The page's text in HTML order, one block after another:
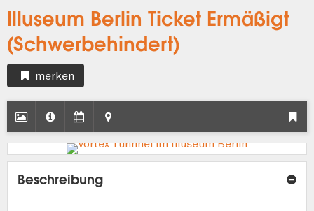
Illuseum Berlin Ticket Ermäßigt
(Schwerbehindert)
merken
Beschreibung